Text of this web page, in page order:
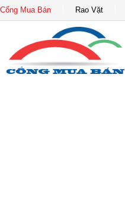
Cổng Mua Bán Rao Vặt